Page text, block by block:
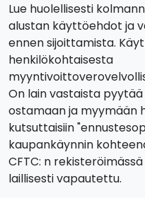
Lue huolellisesti
alustan käyttöehdot ja
ennen sijoittamista.
henkilökohtaisesta
On lain vastaista
ostamaan ja myymään
kutsuttaisiin
kaupankäynnin
CFTC: n
laillisesti vapautettu.